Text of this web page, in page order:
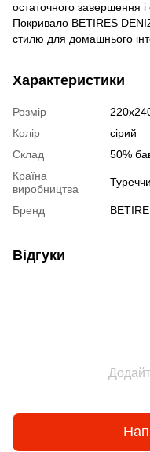
остаточного завершення
Покривало BETIRES
стилю для домашнього
Характеристики
Розмір
Колір
сірий
Склад
50%
Країна
виробництва
Бренд
Відгуки